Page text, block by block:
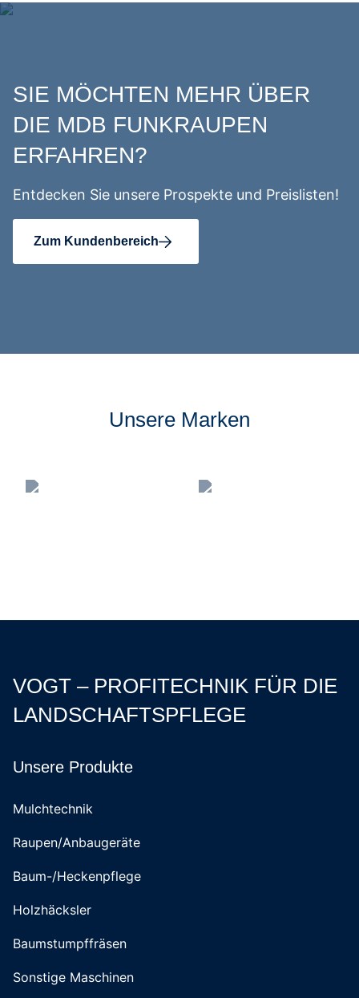
SIE MÖCHTEN MEHR ÜBER
DIE MDB FUNKRAUPEN
ERFAHREN?
Entdecken Sie unsere Prospekte und Preislisten!
Zum Kundenbereich
Unsere Marken
VOGT – PROFITECHNIK FÜR DIE
LANDSCHAFTSPFLEGE
Unsere Produkte
Mulchtechnik
Raupen/Anbaugeräte
Baum-/Heckenpflege
Holzhäcksler
Baumstumpffräsen
Sonstige Maschinen